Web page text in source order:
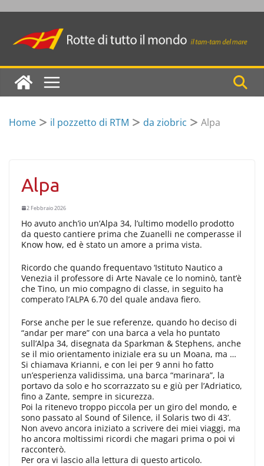
to
Home il pozzetto di RTM da ziobric Alpa
Alpa
2 Febbraio 2026
Ho avuto anch’io un’Alpa 34, l’ultimo modello prodotto
da questo cantiere prima che Zuanelli ne comperasse il
Know how, ed è stato un amore a prima vista.
Ricordo che quando frequentavo ‘Istituto Nautico a
Venezia il professore di Arte Navale ce lo nominò, tant’è
che Tino, un mio compagno di classe, in seguito ha
comperato l’ALPA 6.70 del quale andava fiero.
Forse anche per le sue referenze, quando ho deciso di
“andar per mare” con una barca a vela ho puntato
sull’Alpa 34, disegnata da Sparkman & Stephens, anche
se il mio orientamento iniziale era su un Moana, ma …
Si chiamava Krianni, e con lei per 9 anni ho fatto
un’esperienza validissima, una barca “marinara”, la
portavo da solo e ho scorrazzato su e giù per l’Adriatico,
fino a Zante, sempre in sicurezza.
Poi la ritenevo troppo piccola per un giro del mondo, e
sono passato al Sound of Silence, il Solaris two di 43’.
Non avevo ancora iniziato a scrivere dei miei viaggi, ma
ho ancora moltissimi ricordi che magari prima o poi vi
racconterò.
Per ora vi lascio alla lettura di questo articolo.